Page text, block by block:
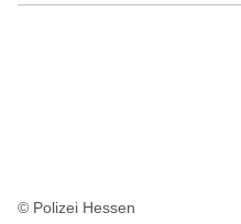
© Polizei Hessen